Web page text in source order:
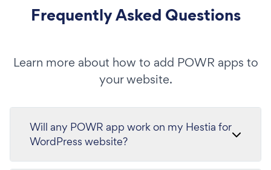
Frequently Asked Questions
Learn more about how to add POWR apps to
your website.
Will any POWR app work on my Hestia for
WordPress website?